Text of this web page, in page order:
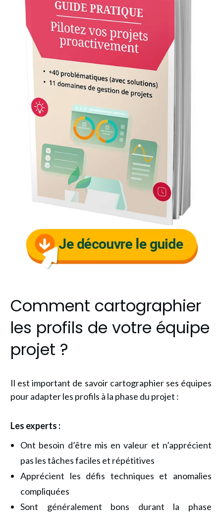
Comment cartographier
les profils de votre équipe
projet ?
Il est important de savoir cartographier ses équipes
pour adapter les profils à la phase du projet :
Les experts :
Ont besoin d’être mis en valeur et n’apprécient
pas les tâches faciles et répétitives
Apprécient les défis techniques et anomalies
compliquées
Sont généralement bons durant la phase